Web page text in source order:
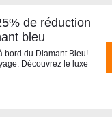
de réduction
bleu
bord du Diamant Bleu!
Découvrez le luxe